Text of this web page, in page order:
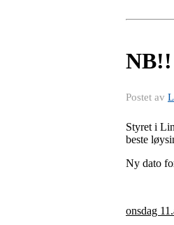
Postet av
Styret i
beste
Ny dato
onsdag